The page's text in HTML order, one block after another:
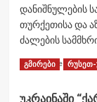
დანიშნულების
თურქეთისა და
ძალების
Read MoreRead
გმირები რუსეთ-
უკრაინაში